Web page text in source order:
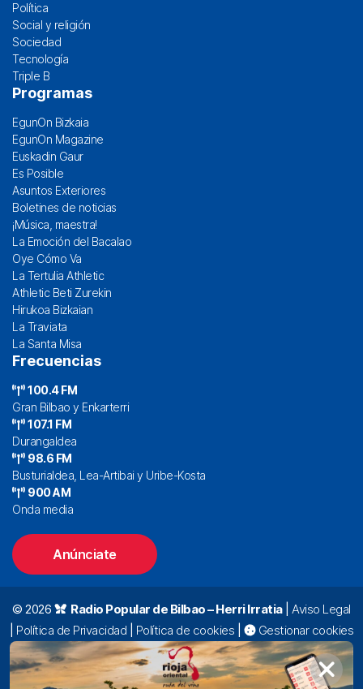
Política
Social y religión
Sociedad
Tecnología
Triple B
Programas
EgunOn Bizkaia
EgunOn Magazine
Euskadin Gaur
Es Posible
Asuntos Exteriores
Boletines de noticias
¡Música, maestra!
La Emoción del Bacalao
Oye Cómo Va
La Tertulia Athletic
Athletic Beti Zurekin
Hirukoa Bizkaian
La Traviata
La Santa Misa
Frecuencias
100.4 FM
Gran Bilbao y Enkarterri
107.1 FM
Durangaldea
98.6 FM
Busturialdea, Lea-Artibai y Uribe-Kosta
900 AM
Onda media
Anúnciate
© 2026 Radio Popular de Bilbao – Herri Irratia|Aviso Legal
Política de Privacidad Política de cookies
Gestionar cookies
Alda. Mazarredo, 47 – 7º 48009 Bilbao |
94 423 92 00|
oyentes@radiopopular.com